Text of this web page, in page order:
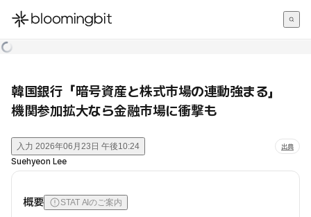
한국어
韓国銀行「暗号資産と株式市場の連動強まる」
機関参加拡大なら金融市場に衝撃も
入力 2026年06月23日 午後10:24 出典
Suehyeon Lee
概要 STAT AIのご案内